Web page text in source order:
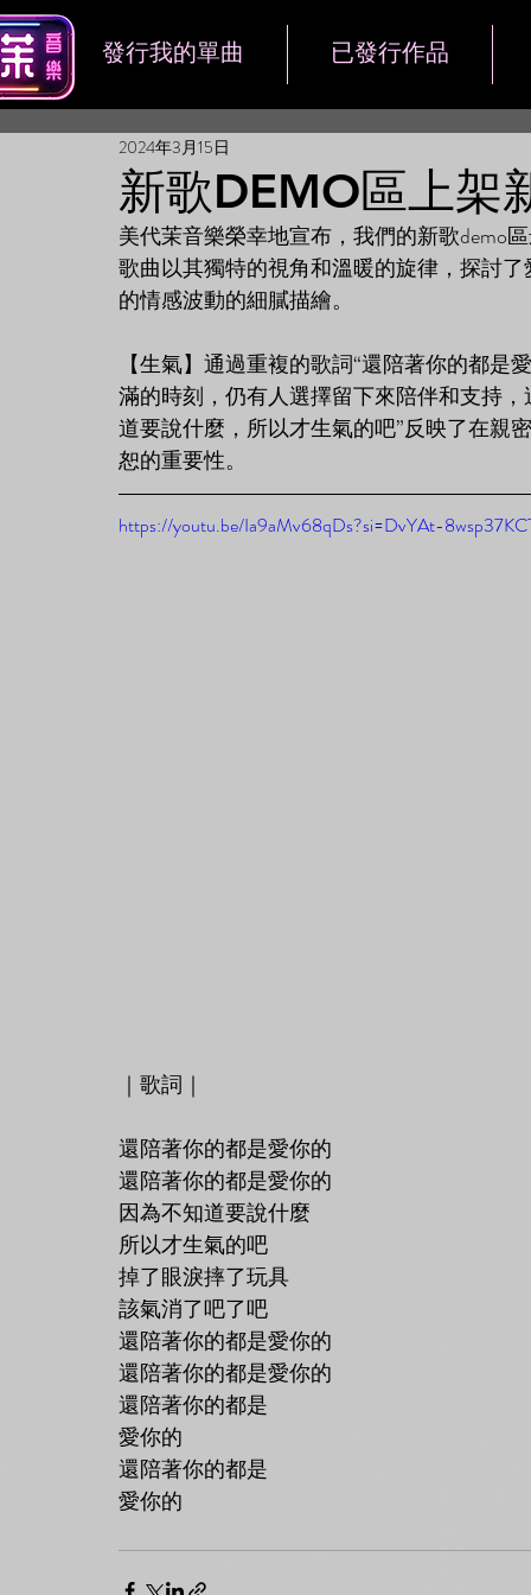
發行我的單曲 已發行作品
新歌DEMO區上架
2024年3月15日
美代茉音樂榮幸地宣布，我們的新歌demo
歌曲以其獨特的視角和溫暖的旋律，探討
的情感波動的細膩描繪。
【生氣】通過重複的歌詞“還陪著你的都
滿的時刻，仍有人選擇留下來陪伴和支持
道要說什麼，所以才生氣的吧”反映了在親
恕的重要性。
https://youtu.be/Ia9aMv68qDs?si=DvYAt-
｜歌詞｜
還陪著你的都是愛你的
還陪著你的都是愛你的
因為不知道要說什麼
所以才生氣的吧
掉了眼淚摔了玩具
該氣消了吧了吧
還陪著你的都是愛你的
還陪著你的都是愛你的
還陪著你的都是
愛你的
還陪著你的都是
愛你的